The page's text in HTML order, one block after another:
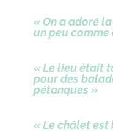
« On a adoré
un peu
« Le lieu était
pour des
pétanques »
« Le châlet est